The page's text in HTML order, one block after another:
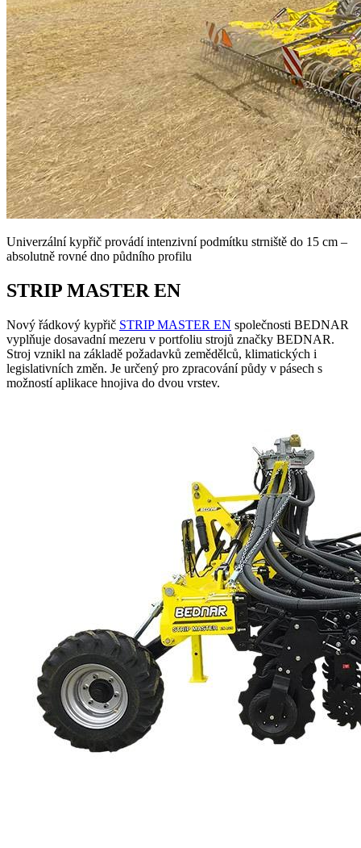
Univerzální kypřič provádí intenzivní podmítku strniště do 15 cm –
absolutně rovné dno půdního profilu
STRIP MASTER EN
Nový řádkový kypřič STRIP MASTER EN společnosti BEDNAR
vyplňuje dosavadní mezeru v portfoliu strojů značky BEDNAR.
Stroj vznikl na základě požadavků zemědělců, klimatických i
legislativních změn. Je určený pro zpracování půdy v pásech s
možností aplikace hnojiva do dvou vrstev.